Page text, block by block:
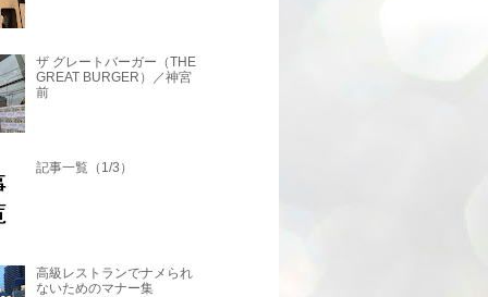
ザ グレートバーガー（THE
GREAT BURGER）／神宮
前
記事一覧（1/3）
高級レストランでナメられ
ないためのマナー集